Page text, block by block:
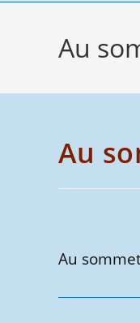
search
Au
Au
Au